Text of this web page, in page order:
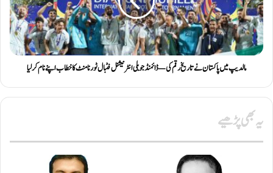
مالدیپ میں پاکستان نے تاریخ رقم کی — ڈائمنڈ جوبلی انٹرنیشنل فٹبال ٹورنامنٹ کا خطاب اپنے نام کر لیا
یہ بھی پڑھیے